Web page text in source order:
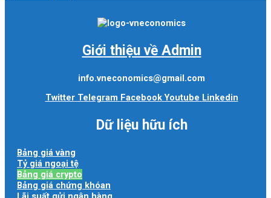
Giới thiệu về Admin
info.vneconomics@gmail.com
Twitter Telegram Facebook Youtube Linkedin
Dữ liệu hữu ích
Bảng giá vàng
Tỷ giá ngoại tệ
Bảng giá crypto
Bảng giá chứng khóan